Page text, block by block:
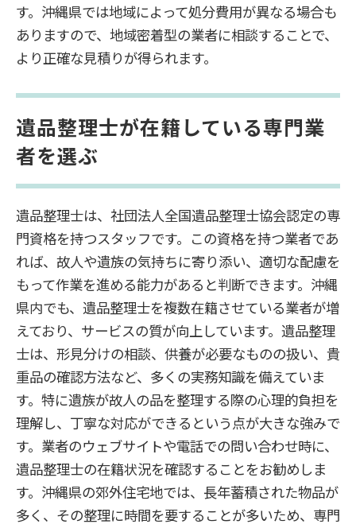
す。沖縄県では地域によって処分費用が異なる場合も
ありますので、地域密着型の業者に相談することで、
より正確な見積りが得られます。
遺品整理士が在籍している専門業
者を選ぶ
遺品整理士は、社団法人全国遺品整理士協会認定の専
門資格を持つスタッフです。この資格を持つ業者であ
れば、故人や遺族の気持ちに寄り添い、適切な配慮を
もって作業を進める能力があると判断できます。沖縄
県内でも、遺品整理士を複数在籍させている業者が増
えており、サービスの質が向上しています。遺品整理
士は、形見分けの相談、供養が必要なものの扱い、貴
重品の確認方法など、多くの実務知識を備えていま
す。特に遺族が故人の品を整理する際の心理的負担を
理解し、丁寧な対応ができるという点が大きな強みで
す。業者のウェブサイトや電話での問い合わせ時に、
遺品整理士の在籍状況を確認することをお勧めしま
す。沖縄県の郊外住宅地では、長年蓄積された物品が
多く、その整理に時間を要することが多いため、専門